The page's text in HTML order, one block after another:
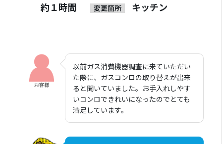
約１時間 変更箇所 キッチン
以前ガス消費機器調査に来ていただい
た際に、ガスコンロの取り替えが出来
ると聞いていました。お手入れしやす
いコンロできれいになったのでとても
満足しています。